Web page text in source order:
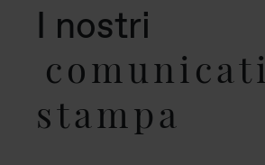
I nostri
comunicati
stampa